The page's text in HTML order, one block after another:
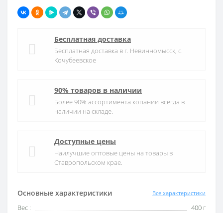
Основные характеристики Все характеристики
Вес :
400 г
Бесплатная доставка
Бесплатная доставка в г. Невинномысск, с.
Кочубеевское
90% товаров в наличии
Более 90% ассортимента копании всегда в
наличии на складе.
Доступные цены
Наилучшие оптовые цены на товары в
Ставропольском крае.